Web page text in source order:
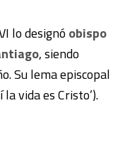
lo designó obispo
, siendo
Su lema episcopal
la vida es Cristo’).